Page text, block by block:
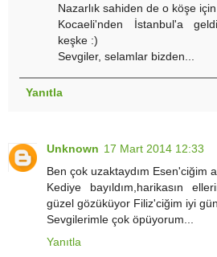
Nazarlık sahiden de o köşe için
Kocaeli'nden İstanbul'a
keşke :)
Sevgiler, selamlar bizden...
Yanıtla
Unknown 17 Mart 2014 12:33
Ben çok uzaktaydım Esen'ciğim
Kediye bayıldım,harikasın
güzel gözüküyor Filiz'ciğim iyi
Sevgilerimle çok öpüyorum...
Yanıtla